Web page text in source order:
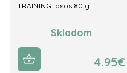
TRAINING losos 80 g
Skladom
4.95€